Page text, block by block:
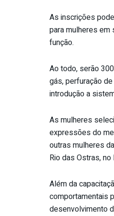
As inscrições
para mulheres em
função.
Ao todo, serão
gás, perfuração
introdução a
As mulheres
expressões do
outras mulheres
Rio das Ostras, no
Além da
comportamentais
desenvolvimento